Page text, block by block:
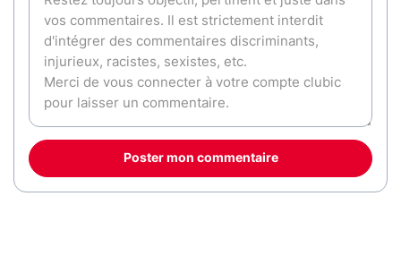
Poster mon commentaire